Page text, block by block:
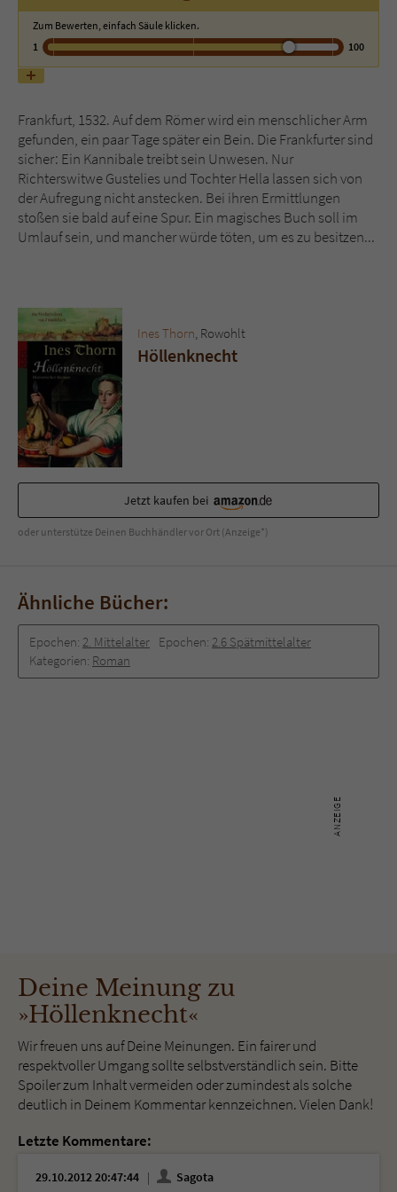
Zum Bewerten, einfach Säule klicken.
1
100
Frankfurt, 1532. Auf dem Römer wird ein menschlicher Arm
gefunden, ein paar Tage später ein Bein. Die Frankfurter sind
sicher: Ein Kannibale treibt sein Unwesen. Nur
Richterswitwe Gustelies und Tochter Hella lassen sich von
der Aufregung nicht anstecken. Bei ihren Ermittlungen
stoßen sie bald auf eine Spur. Ein magisches Buch soll im
Umlauf sein, und mancher würde töten, um es zu besitzen...
Ines Thorn , Rowohlt
Höllenknecht
Jetzt kaufen bei
oder unterstütze Deinen Buchhändler vor Ort (Anzeige*)
Ähnliche Bücher:
Epochen: 2. Mittelalter Epochen: 2.6 Spätmittelalter
Kategorien: Roman
Deine Meinung zu
»Höllenknecht«
Wir freuen uns auf Deine Meinungen. Ein fairer und
respektvoller Umgang sollte selbstverständlich sein. Bitte
Spoiler zum Inhalt vermeiden oder zumindest als solche
deutlich in Deinem Kommentar kennzeichnen. Vielen Dank!
Letzte Kommentare:
29.10.2012 20:47:44 Sagota
Name tx_pwcomments_ahash
Anbieter
Laufzeit 1 Jahr
Zweck Cookie für Kommentare einzelner Buchtitel
Name fe_typo_user
Zweck
Dieses Cookie gewährleistet die
Kommunikation der Webseite mit dem